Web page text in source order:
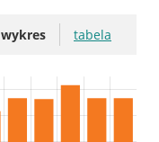
wykres tabela